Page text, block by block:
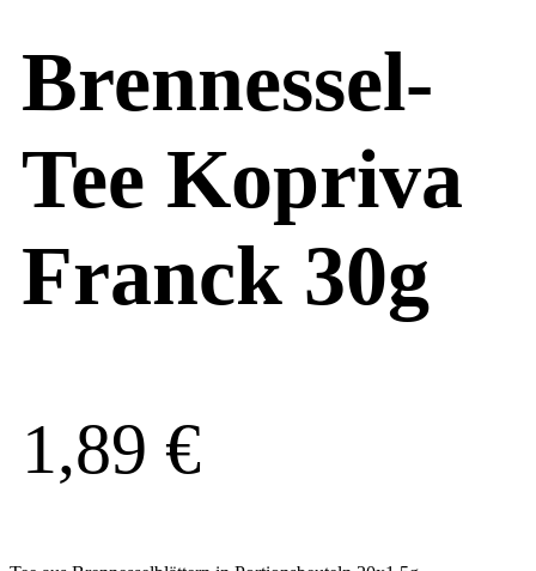
Brennessel-
Tee Kopriva
Franck 30g
1,89 €